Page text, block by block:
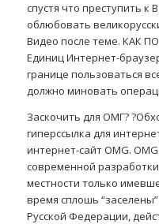
спустя что преступить
облюбовать
Видео после теме. КАК
Единиц Интернет-
границе пользоваться
должно миновать
Заскочить для ОМГ?
гиперссылка для
интернет-сайт OMG.
современной
местности только
время сплошь
Русской Федерации,